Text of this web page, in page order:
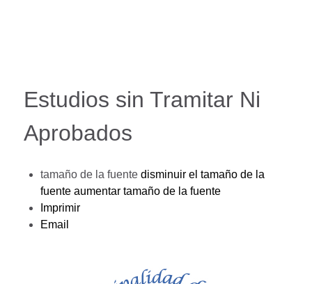
Estudios sin Tramitar Ni
Aprobados
tamaño de la fuente disminuir el tamaño de la
fuente aumentar tamaño de la fuente
Imprimir
Email